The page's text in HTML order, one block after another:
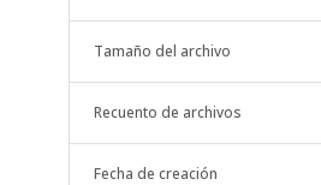
Tamaño del archivo
Recuento de archivos
Fecha de creación